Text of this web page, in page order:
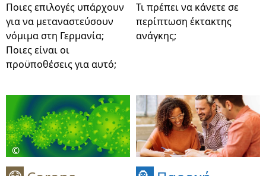
Ποιες επιλογές υπάρχουν
για να μεταναστεύσουν
νόμιμα στη Γερμανία;
Ποιες είναι οι
προϋποθέσεις για αυτό;
Τι πρέπει να κάνετε σε
περίπτωση έκτακτης
ανάγκης;
©